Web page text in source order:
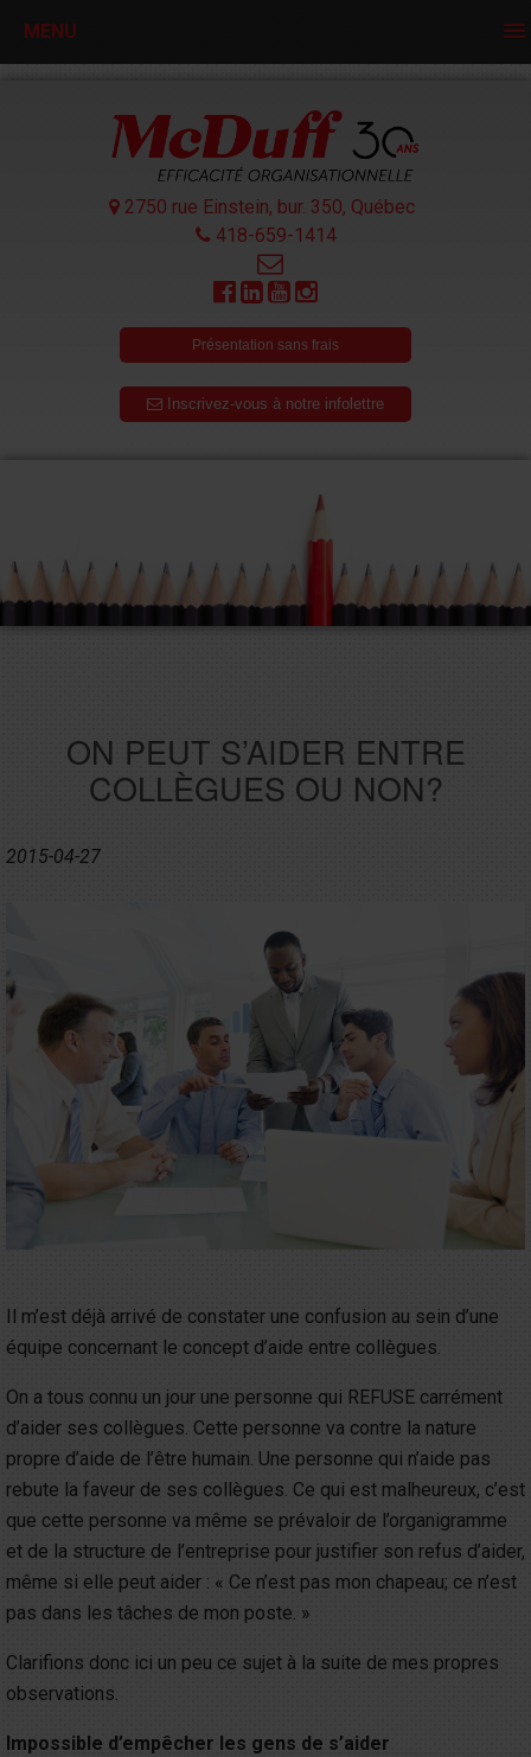
MENU
2750 rue Einstein, bur. 350, Québec
418-659-1414
Présentation sans frais
Inscrivez-vous à notre infolettre
ON PEUT S’AIDER ENTRE
COLLÈGUES OU NON?
2015-04-27
Il m’est déjà arrivé de constater une confusion au sein d’une
équipe concernant le concept d’aide entre collègues.
On a tous connu un jour une personne qui REFUSE carrément
d’aider ses collègues. Cette personne va contre la nature
propre d’aide de l’être humain. Une personne qui n’aide pas
rebute la faveur de ses collègues. Ce qui est malheureux, c’est
que cette personne va même se prévaloir de l’organigramme
et de la structure de l’entreprise pour justifier son refus d’aider,
même si elle peut aider : « Ce n’est pas mon chapeau; ce n’est
pas dans les tâches de mon poste. »
Clarifions donc ici un peu ce sujet à la suite de mes propres
observations.
Impossible d’empêcher les gens de s’aider